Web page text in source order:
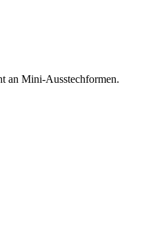
an Mini-Ausstechformen.